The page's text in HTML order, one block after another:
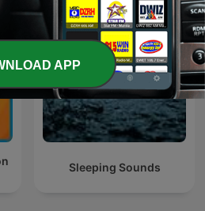
Sleeping Sounds
APP